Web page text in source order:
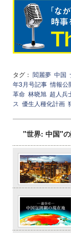
タグ： 閻麗夢 中国
年3月号記事 情報公
革命 林晓旭 超人兵
ス 優生人種化計画
"世界: 中国"